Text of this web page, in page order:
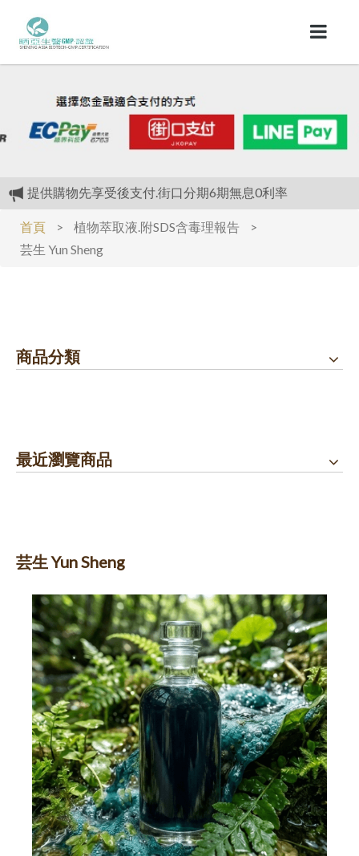
提供購物先享受後支付.街口分期6期無息0利率
植物萃取液.附SDS含毒理報告
植物萃取液.附SDS含毒理報告
我們最大的優惠是.(全面不漲價)對抗通膨
首頁 > 植物萃取液.附SDS含毒理報告
>
芸生 Yun Sheng
商品分類
最近瀏覽商品
芸生 Yun Sheng